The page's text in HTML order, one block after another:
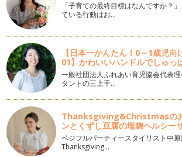
とうもろこしをまるごと楽しもう
野菜売り場にとうもろこしが出回り始めまし
しの旬は6月～9月。暑くなるにつれ…
漬けておくだけ・時短クッキング
本格的に梅雨に入りました。 毎日雨で洗濯物
なく気分もあがらなくて・・…
あまった餃子の皮はありませんか？
紫陽花の花が美しく咲き始める季節になりま
雨のジメジメした季節が始まりますね…
デザートも野菜入りでおいしく召し上がれ♪
風がさわやかな５月。緑も鮮やかになり、新
「子育ての最終目標はなんですか？
ている行動はお…
【日本一かんたん！0～1歳児
01】かわいいハンドルでしゅっ
一般社団法人ふれあい育児協会代表
タントの三上千…
Thanksgiving&Christmasの
ンとくずし豆腐の塩麹ヘルシー
ベジフルパーティースタイリスト中原
Thanksgiving…